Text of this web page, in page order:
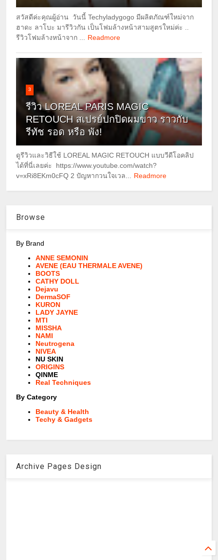
สวัสดีค่ะคุณผู้อ่าน วันนี้ Techyladygogo มีผลิตภัณฑ์ใหม่จาก
ฮาดะ ลาโบะ มารีวิวกัน เป็นโฟมล้างหน้าสามสูตรใหม่ค่ะ ..
รีวิวโฟมล้างหน้าจาก ... Readmore
3
รีวิว LOREAL PARIS MAGIC
RETOUCH สเปรย์ปกปิดผมขาว ราวกับ
รีทัช รอด หรือ พัง!
ดูรีวิวและวิธีใช้ LOREAL MAGIC RETOUCH แบบวีดีโอคลิป
ได้ที่นี่เลยค่ะ https://www.youtube.com/watch?
v=xRi8EKm0cFQ 2 ปัญหากวนใจเวล... Readmore
Browse
By Brand
ANNE SEMONIN
AVENE (EAU THERMALE AVENE)
BOOTS
CATHY DOLL
Dejavu
DermaSOF
KURON
LADY JAYNE
MTI
MISSHA
NAMI
Neutrogena
NIVEA
NU SKIN
ORIGINS
QINME
Real Techniques
By Category
Beauty & Health
Techy & Gadgets
Archive Pages Design